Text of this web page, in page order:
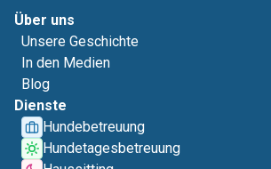
Über uns
Unsere Geschichte
In den Medien
Blog
Dienste
Hundebetreuung
Hundetagesbetreuung